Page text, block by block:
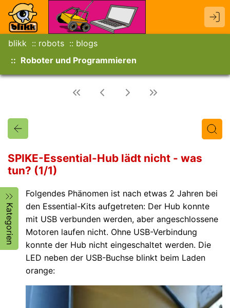
blikk robots
blogs
Roboter und Programmieren
SPIKE-Essential-Hub lädt nicht - was
tun? (1/1)
Kategorien
Folgendes Phänomen ist nach etwas 2 Jahren bei
den Essential-Kits aufgetreten: Der Hub konnte
mit USB verbunden werden, aber angeschlossene
Motoren laufen nicht. Ohne USB-Verbindung
konnte der Hub nicht eingeschaltet werden. Die
LED neben der USB-Buchse blinkt beim Laden
orange: